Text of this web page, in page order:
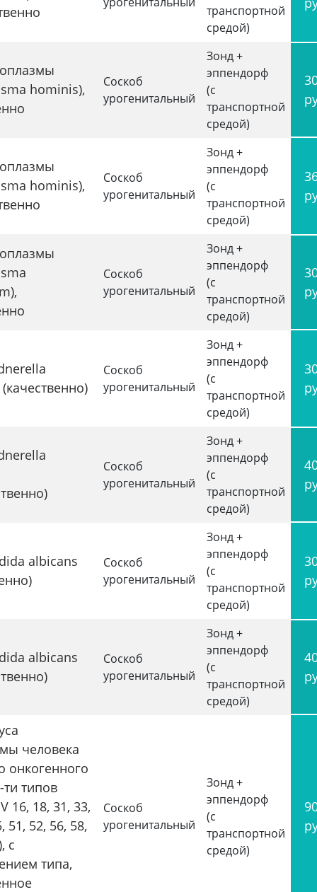
транспортной
средой)
hominis),
Соскоб
урогенитальный
Зонд +
эппендорф
(с
транспортной
средой)
hominis),
Соскоб
урогенитальный
Зонд +
эппендорф
(с
транспортной
средой)
Соскоб
урогенитальный
Зонд +
эппендорф
(с
транспортной
средой)
Соскоб
урогенитальный
Зонд +
эппендорф
(с
транспортной
средой)
Соскоб
урогенитальный
Зонд +
эппендорф
(с
транспортной
средой)
albicans
Соскоб
урогенитальный
Зонд +
эппендорф
(с
транспортной
средой)
albicans
Соскоб
урогенитальный
Зонд +
эппендорф
(с
транспортной
средой)
человека
онкогенного
ти типов
16, 18, 31, 33,
51, 52, 56, 58,
с
типа,
Соскоб
урогенитальный
Зонд +
эппендорф
(с
транспортной
средой)